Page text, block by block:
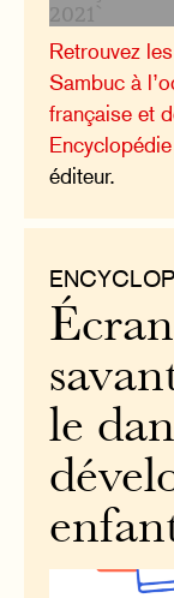
Retrouvez
Sambuc à
française et
Encyclopédie
éditeur.
le